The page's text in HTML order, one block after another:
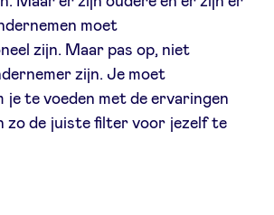
moet
zijn. Maar pas op, niet
zijn. Je moet
je te voeden met de ervaringen
zo de juiste filter voor jezelf te